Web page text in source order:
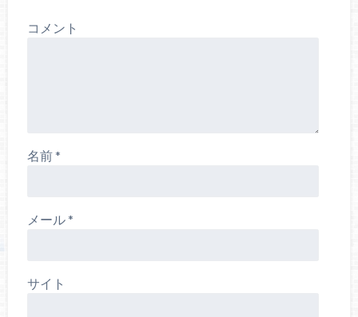
コメント
名前*
メール*
サイト